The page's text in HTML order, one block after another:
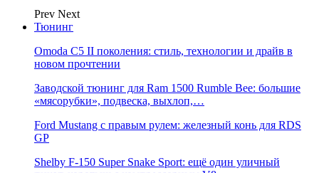
Prev Next
Тюнинг
Omoda C5 II поколения: стиль, технологии и драйв в
новом прочтении
Заводской тюнинг для Ram 1500 Rumble Bee: большие
«мясорубки», подвеска, выхлоп,…
Ford Mustang с правым рулем: железный конь для RDS
GP
Shelby F-150 Super Snake Sport: ещё один уличный